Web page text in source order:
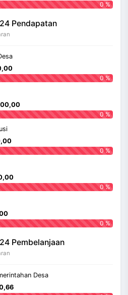
0 %
Pendapatan
0 %
0 %
0 %
0 %
0 %
Pembelanjaan
Desa